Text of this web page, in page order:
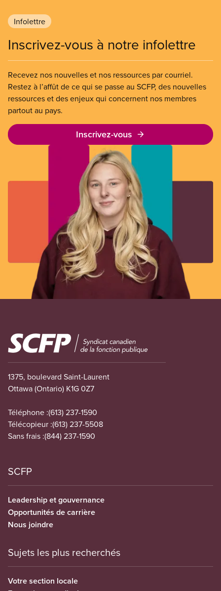
Infolettre
Inscrivez-vous à notre infolettre
Recevez nos nouvelles et nos ressources par courriel.
Restez à l’affût de ce qui se passe au SCFP, des nouvelles
ressources et des enjeux qui concernent nos membres
partout au pays.
Inscrivez-vous
Image
1375, boulevard Saint-Laurent
Ottawa (Ontario) K1G 0Z7
Téléphone :(613) 237-1590
Télécopieur :(613) 237-5508
Sans frais :(844) 237-1590
SCFP
Leadership et gouvernance
Opportunités de carrière
Nous joindre
Sujets les plus recherchés
Votre section locale